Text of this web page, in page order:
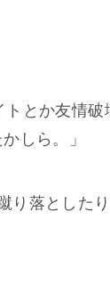
とか友情
しら。」
り落とした